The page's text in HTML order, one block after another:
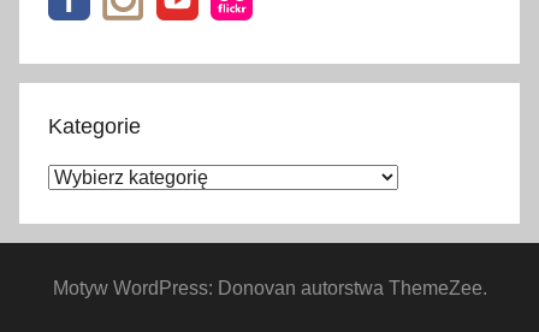
Kategorie
Kategorie
Motyw WordPress: Donovan autorstwa ThemeZee.